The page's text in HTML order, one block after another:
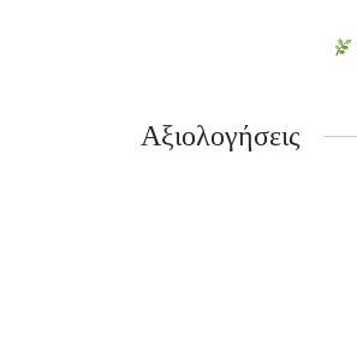
Αξιολογήσεις